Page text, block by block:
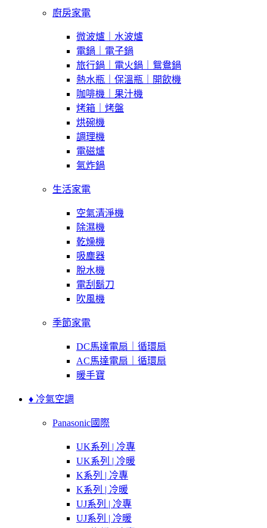
廚房家電
微波爐｜水波爐
電鍋｜電子鍋
旅行鍋｜電火鍋｜鴛鴦鍋
熱水瓶｜保溫瓶｜開飲機
咖啡機｜果汁機
烤箱｜烤盤
烘碗機
調理機
電磁爐
氣炸鍋
生活家電
空氣清淨機
除濕機
乾燥機
吸塵器
脫水機
電刮鬍刀
吹風機
季節家電
DC馬達電扇｜循環扇
AC馬達電扇｜循環扇
暖手寶
♦ 冷氣空調
Panasonic國際
UK系列 | 冷專
UK系列 | 冷暖
K系列 | 冷專
K系列 | 冷暖
UJ系列 | 冷專
UJ系列 | 冷暖